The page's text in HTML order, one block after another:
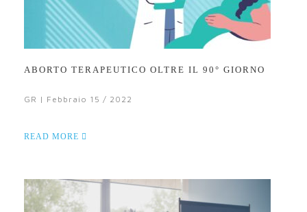
ABORTO TERAPEUTICO OLTRE IL 90° GIORNO
GR | Febbraio 15 / 2022
READ MORE